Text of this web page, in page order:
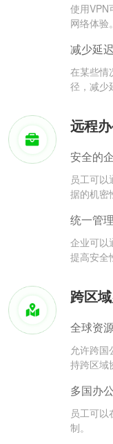
使用VPN
网络体验。
减少延迟
在某些情
径，减少
远程
安全的
员工可以
据的机密
统一管理
企业可以
提高安全
跨区
全球资
允许跨国
持跨区域
多国办
员工可以
制。